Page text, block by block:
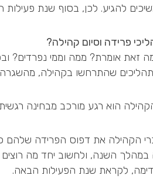
להגיע. לכן, בסוף שנת
פרידה וסיום קהילה?
זאת אומרת? ממה וממי נפרדים?
שהתרחשו בקהילה, מהשגרה
הוא רגע מורכב מבחינה
הקהילה את דפוס הפרידה שלהם
במהלך השנה, ולחשוב יחד מה
לקראת שנת הפעילות הבאה.